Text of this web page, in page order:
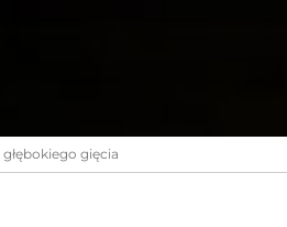
gięcia